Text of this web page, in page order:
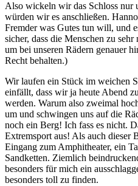
Also wickeln wir das Schloss nur
würden wir es anschließen.
Fremder was Gutes tun will, und
sicher, dass die Menschen zu
um bei unseren Rädern genauer
Recht behalten.)
Wir laufen ein Stück im weichen
einfällt, dass wir ja heute Abend
werden. Warum also zweimal
um und schwingen uns auf die
noch ein Berg! Ich fass es nicht.
Extremsport aus! Als auch dieser
Eingang zum Amphitheater, ein
Sandketten. Ziemlich
besonders für mich ein
besonders toll zu finden.